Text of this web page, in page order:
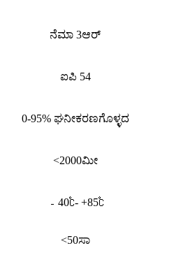
ನೆಮಾ 3ಆರ್
ಐಪಿ 54
0-95% ಘನೀಕರಣಗೊಳ್ಳದ
<2000ಮೀ
﹣40℃- +85℃
<50ಸಾ